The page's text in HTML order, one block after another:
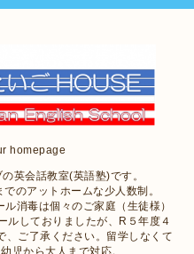
homepage
英会話教室(英語塾)です。
のアットホームな少人数制。
消毒は個々のご家庭（生徒様）
ルしておりましたが、R５年度４
、ご了承ください。留学しなくて
児から大人まで対応。